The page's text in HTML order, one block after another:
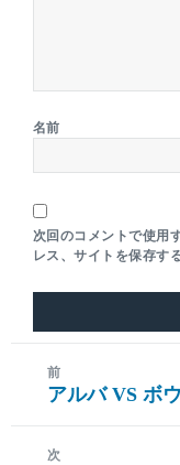
名前
次回のコメントで使用
レス、サイトを保存する
前
前
投
アルバ VS ボ
次